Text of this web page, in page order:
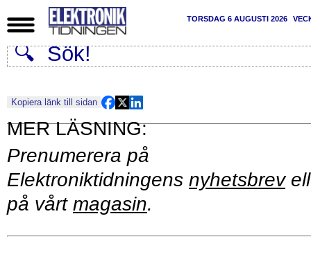
TORSDAG 6 AUGUSTI 2026
Kopiera länk till sidan
Prenumerera på
Elektroniktidningens nyhetsbrev
på vårt magasin.